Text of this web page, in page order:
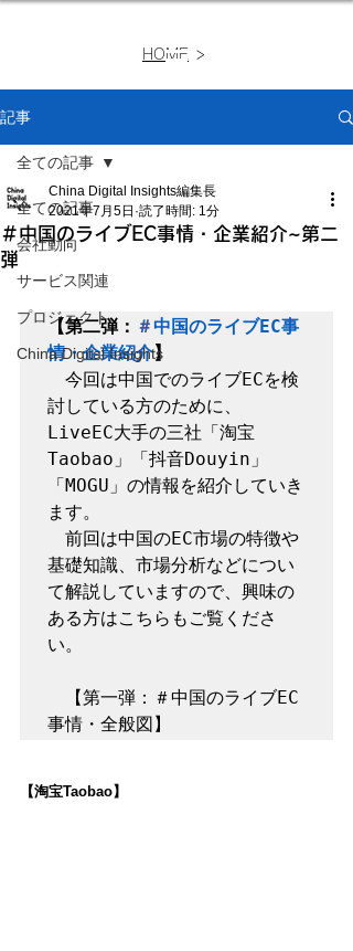
HOME >
記事
全ての記事
会社動向
サービス関連
プロジェクト
China Digital Insights
全ての記事
＃中国のライブEC事情・企業紹介~第二
弾
China Digital Insights編集長
2021年7月5日 読了時間: 1分
【第二弾： ＃中国のライブEC事
情・企業紹介】
今回は中国でのライブECを検
討している方のために、
LiveEC大手の三社「淘宝
Taobao」「抖音Douyin」
「MOGU」の情報を紹介していき
ます。
前回は中国のEC市場の特徴や
基礎知識、市場分析などについ
て解説していますので、興味の
ある方はこちらもご覧くださ
い。
【第一弾：＃中国のライブEC
事情・全般図】
【淘宝Taobao】